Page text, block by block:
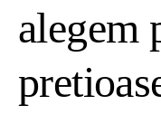
alegem